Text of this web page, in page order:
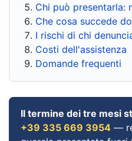
Chi può presentarla:
Che cosa succede
I rischi di chi
Costi dell'assistenza
Domande frequenti
Il termine dei tre mesi
+39 335 669 3954 —